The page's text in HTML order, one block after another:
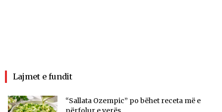
Lajmet e fundit
“Sallata Ozempic” po bëhet receta më e